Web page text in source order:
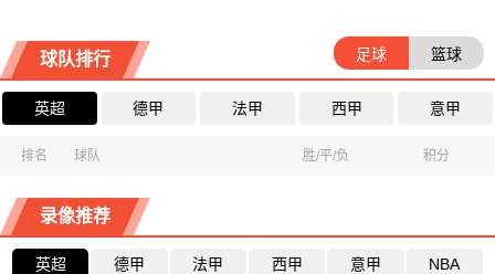
球队排行 足球 篮球
英超 德甲 法甲 西甲 意甲
排名 球队 胜/平/负 积分
录像推荐
英超 德甲 法甲 西甲 意甲 NBA